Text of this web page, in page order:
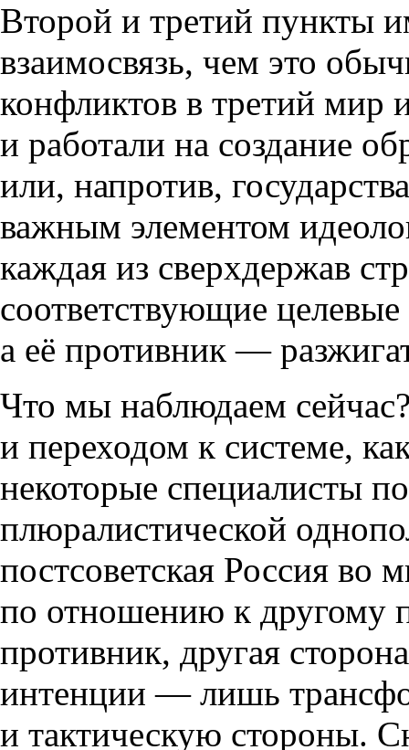
Второй и третий пункты
взаимосвязь, чем это
конфликтов в третий
и работали на создание
или, напротив,
важным элементом
каждая из сверхдержав
соответствующие
а её противник —
Что мы наблюдаем
и переходом к системе,
некоторые специалисты
плюралистической
постсоветская Россия во
по отношению к другому
противник, другая
интенции — лишь
и тактическую стороны.